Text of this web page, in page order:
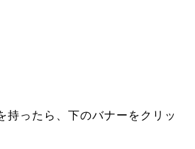
持ったら、下のバナーをクリッ